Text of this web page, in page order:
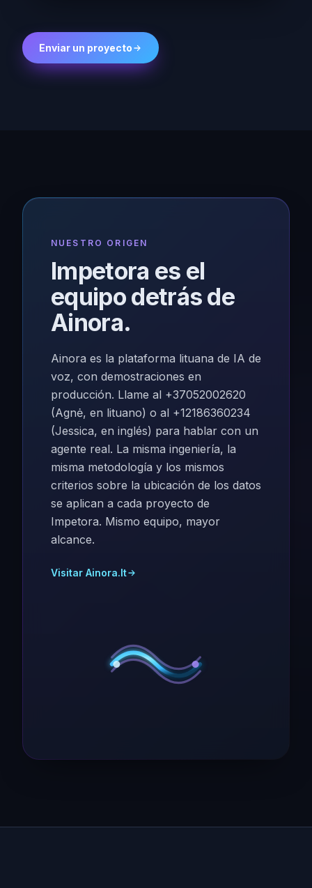
Enviar un proyecto
NUESTRO ORIGEN
Impetora es el
equipo detrás de
Ainora.
Ainora es la plataforma lituana de IA de
voz, con demostraciones en
producción. Llame al +37052002620
(Agnė, en lituano) o al +12186360234
(Jessica, en inglés) para hablar con un
agente real. La misma ingeniería, la
misma metodología y los mismos
criterios sobre la ubicación de los datos
se aplican a cada proyecto de
Impetora. Mismo equipo, mayor
alcance.
Visitar Ainora.lt